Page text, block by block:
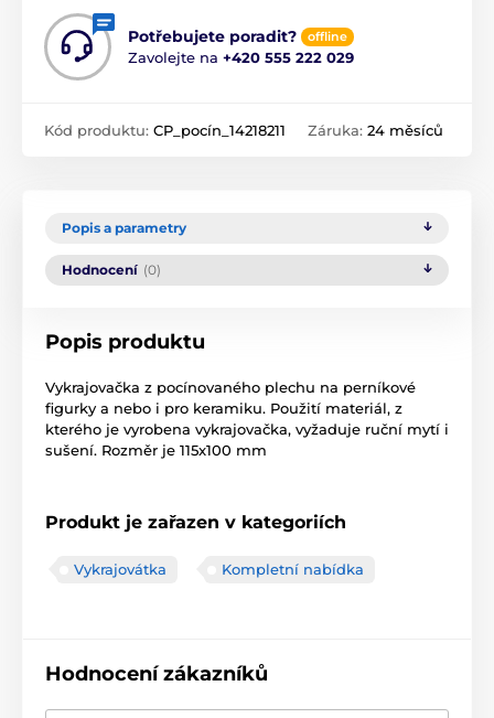
Potřebujete poradit? offline
Zavolejte na +420 555 222 029
Kód produktu: CP_pocín_14218211 Záruka: 24 měsíců
Popis a parametry
Hodnocení (0)
Popis produktu
Vykrajovačka z pocínovaného plechu na perníkové
figurky a nebo i pro keramiku. Použití materiál, z
kterého je vyrobena vykrajovačka, vyžaduje ruční mytí i
sušení. Rozměr je 115x100 mm
Produkt je zařazen v kategoriích
Vykrajovátka Kompletní nabídka
Hodnocení zákazníků